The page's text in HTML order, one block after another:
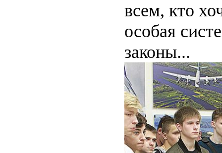
всем, кто
особая
законы...